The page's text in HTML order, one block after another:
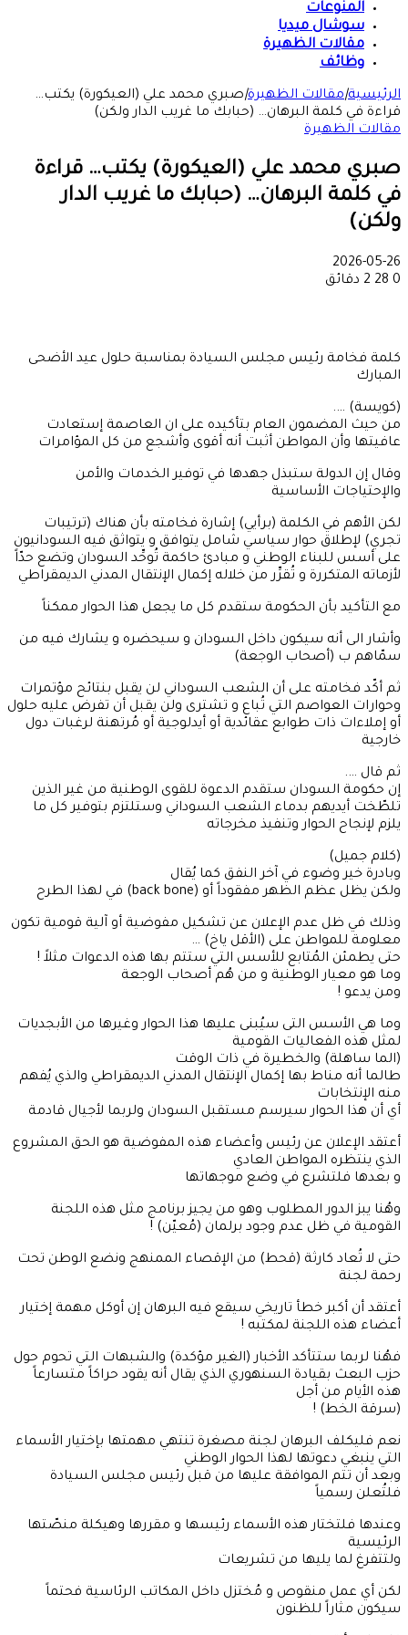
المنوعات
سوشال ميديا
مقالات الظهيرة
وظائف
الرئيسية|مقالات الظهيرة|صبري محمد علي (العيكورة) يكتب…
قراءة في كلمة البرهان… (حبابك ما غريب الدار ولكن)
مقالات الظهيرة
صبري محمد علي (العيكورة) يكتب… قراءة
في كلمة البرهان… (حبابك ما غريب الدار
ولكن)
2026-05-26
0
2 دقائق
كلمة فخامة رئيس مجلس السيادة بمناسبة حلول عيد الأضحى
المبارك
(كويسة) ….
من حيث المضمون العام بتأكيده على ان العاصمة إستعادت
عافيتها وأن المواطن أثبت أنه أقوى وأشجع من كل المؤامرات
وقال إن الدولة ستبذل جهدها في توفير الخدمات والأمن
والإحتياجات الأساسية
لكن الأهم في الكلمة (برأيي) إشارة فخامته بأن هناك (ترتيبات
تجري) لإطلاق حوار سياسي شامل يتوافق و يتواثق فيه السودانيون
على أسس للبناء الوطني و مبادئ حاكمة تُوحِّد السودان وتضع حدّاً
لأزماته المتكررة و تُقرِّر من خلاله إكمال الإنتقال المدني الديمقراطي
مع التأكيد بأن الحكومة ستقدم كل ما يجعل هذا الحوار ممكناً
وأشار الى أنه سيكون داخل السودان و سيحضره و يشارك فيه من
سمّاهم ب (أصحاب الوجعة)
ثم أكّد فخامته على أن الشعب السوداني لن يقبل بنتائح مؤتمرات
وحوارات العواصم التي تُباع و تشترى ولن يقبل أن تفرض عليه حلول
أو إملاءات ذات طوابع عقائدية أو أيدلوجية أو مُرتهنة لرغبات دول
خارجية
ثم قال ….
إن حكومة السودان ستقدم الدعوة للقوى الوطنية من غير الذين
تلطّخت أيديهم بدماء الشعب السوداني وستلتزم بتوفير كل ما
يلزم لإنجاح الحوار وتنفيذ مخرجاته
(كلام جميل)
وبادرة خير وضوء في آخر النفق كما يُقال
ولكن يظل عظم الظهر مفقوداً أو (back bone) في لهذا الطرح
وذلك في ظل عدم الإعلان عن تشكيل مفوضية أو آلية قومية تكون
معلومة للمواطن على (الأقل ياخ) …
حتى يطمئن المُتابع للأسس التي ستتم بها هذه الدعوات مثلاً !
وما هو معيار الوطنية و من هُم أصحاب الوجعة
ومن يدعو !
وما هي الأسس التى سيُبنى عليها هذا الحوار وغيرها من الأبجديات
لمثل هذه الفعاليات القومية
(الما ساهلة) والخطيرة في ذات الوقت
طالما أنه مناط بها إكمال الإنتقال المدني الديمقراطي والذي يُفهم
منه الإنتخابات
أي أن هذا الحوار سيرسم مستقبل السودان ولربما لأجيال قادمة
أعتقد الإعلان عن رئيس وأعضاء هذه المفوضية هو الحق المشروع
الذي ينتظره المواطن العادي
و بعدها فلتشرع في وضع موجهاتها
وهُنا يبز الدور المطلوب وهو من يجيز برنامج مثل هذه اللجنة
القومية في ظل عدم وجود برلمان (مُعيّن) !
حتى لا تُعاد كارثة (قحط) من الإقصاء الممنهج ونضع الوطن تحت
رحمة لجنة
أعتقد أن أكبر خطأ تاريخي سيقع فيه البرهان إن أوكل مهمة إختيار
أعضاء هذه اللجنة لمكتبه !
فهُنا لربما ستتأكد الأخبار (الغير مؤكدة) والشبهات التي تحوم حول
حزب البعث بقيادة السنهوري الذي يقال أنه يقود حراكاً متسارعاً
هذه الأيام من أجل
(سرقة الخط) !
نعم فليكلف البرهان لجنة مصغرة تنتهي مهمتها بإختيار الأسماء
التي ينبغي دعوتها لهذا الحوار الوطني
وبعد أن تتم الموافقة عليها من قبل رئيس مجلس السيادة
فلتُعلن رسمياً
وعندها فلتختار هذه الأسماء رئيسها و مقررها وهيكلة منصّتها
الرئيسية
ولتتفرغ لما يليها من تشريعات
لكن أي عمل منقوص و مُختزل داخل المكاتب الرئاسية فحتماً
سيكون مثاراً للظنون